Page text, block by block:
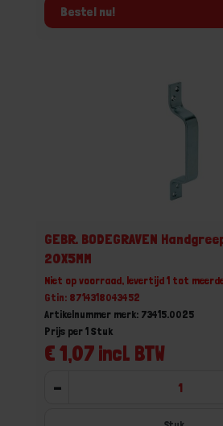
Bestel nu!
GEBR. BODEGRAVEN
20X5MM
Niet op voorraad, levertijd 1 tot
Gtin: 8714318043452
Artikelnummer merk: 73415.0025
€ 1,07 incl. BTW
Prijs per 1 Stuk
-